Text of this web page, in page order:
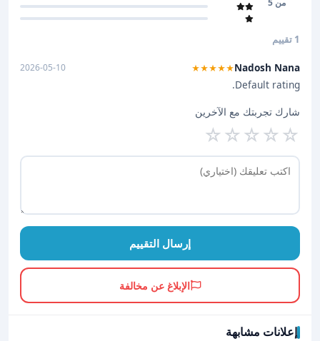
من 5
1 تقييم
Nadosh Nana
★★★★★
2026-05-10
Default rating.
شارك تجربتك مع الآخرين
☆
☆
☆
☆
☆
إرسال التقييم
الإبلاغ عن مخالفة
إعلانات مشابهة